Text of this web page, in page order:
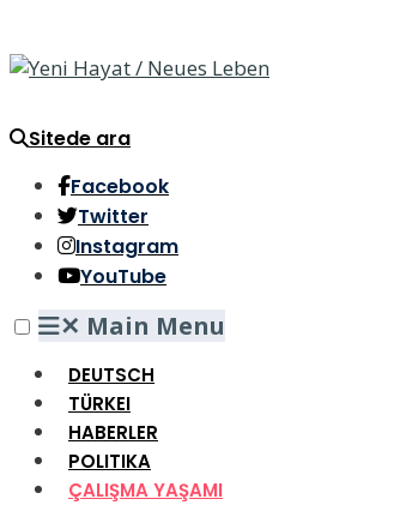
Sitede ara
Facebook
Twitter
Instagram
YouTube
✕ Main Menu
DEUTSCH
TÜRKEI
HABERLER
POLITIKA
ÇALIŞMA YAŞAMI